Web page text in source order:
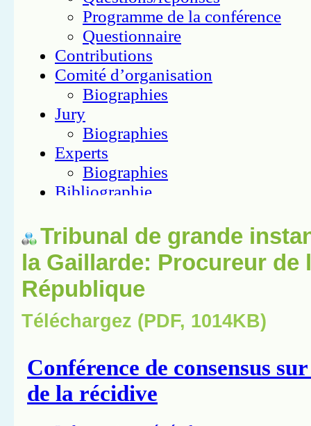
Tribunal de grande
la Gaillarde: Procureur de
République
Téléchargez (PDF, 1014KB)